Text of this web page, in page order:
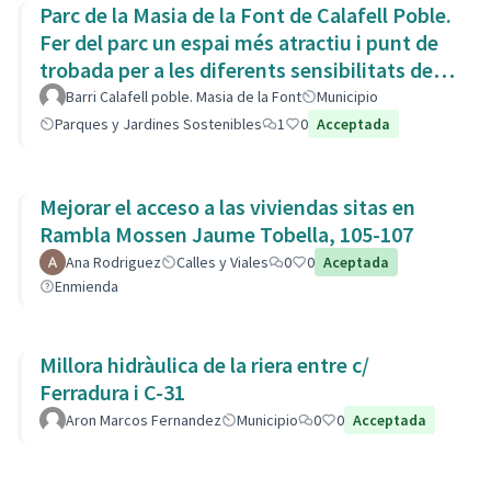
Parc de la Masia de la Font de Calafell Poble.
Fer del parc un espai més atractiu i punt de
trobada per a les diferents sensibilitats del
barri.Barri Calafell poble. Masia de la Font
Municipio
Parques y Jardines Sostenibles
1 0 Acceptada
Mejorar el acceso a las viviendas sitas en
Rambla Mossen Jaume Tobella, 105-107
Ana Rodriguez Calles y Viales 0 0 Aceptada
Enmienda
Millora hidràulica de la riera entre c/
Ferradura i C-31
Aron Marcos Fernandez Municipio 0 0 Acceptada